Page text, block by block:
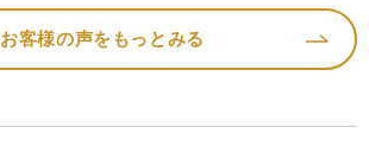
お客様の声をもっとみる